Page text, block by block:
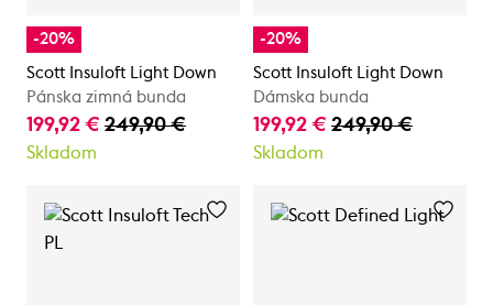
-20%
Scott Insuloft Light Down
Pánska zimná bunda
199,92 € 249,90 €
Skladom
-20%
Scott Insuloft Light Down
Dámska bunda
199,92 € 249,90 €
Skladom